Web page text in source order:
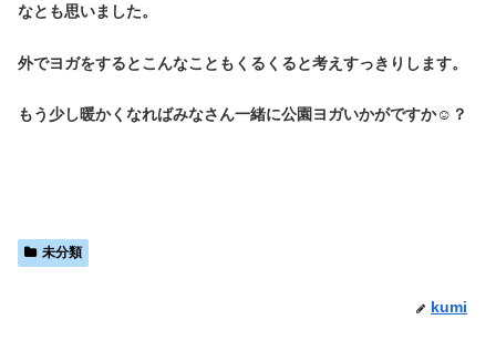
なとも思いました。
外でヨガをするとこんなこともくるくると考えすっきりします。
もう少し暖かくなればみなさん一緒に公園ヨガいかがですか☺？
未分類
kumi